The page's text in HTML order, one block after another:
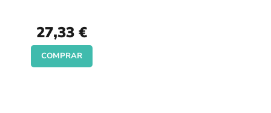
27,33 €
COMPRAR